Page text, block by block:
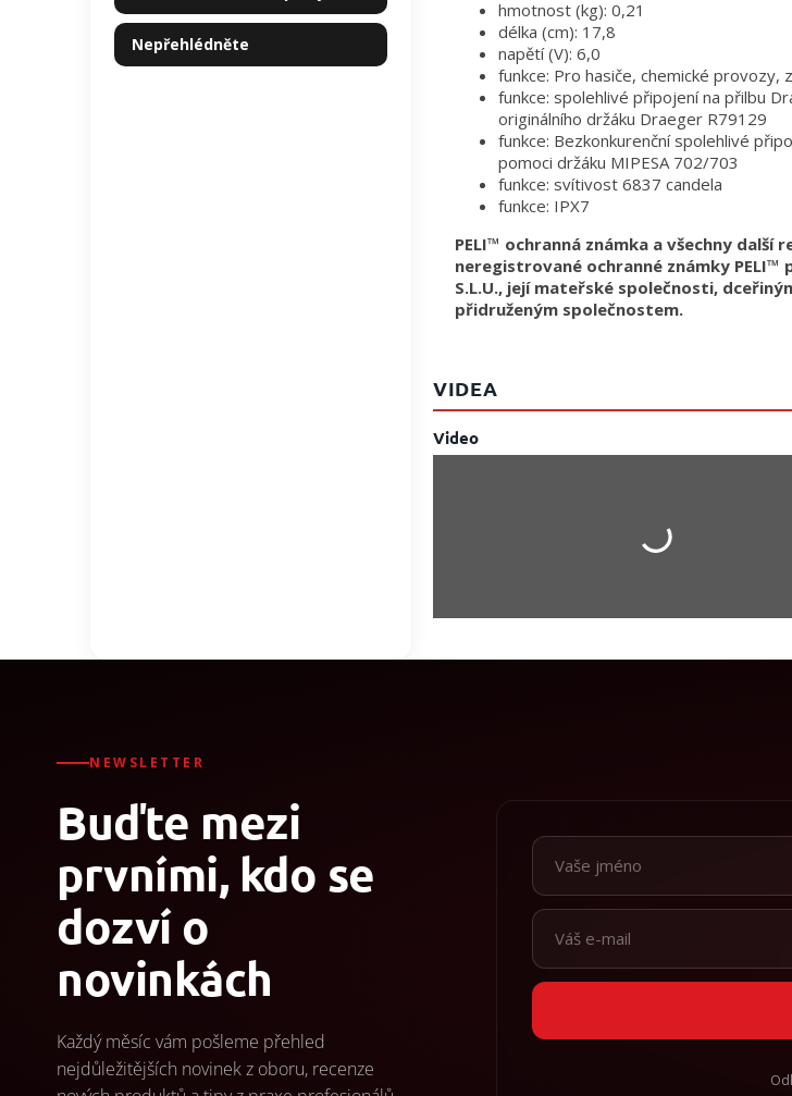
Nepřehlédněte
hmotnost (kg): 0,21
délka (cm): 17,8
napětí (V): 6,0
funkce: Pro hasiče, chemické provozy,
funkce: spolehlivé připojení na přilbu
originálního držáku Draeger R79129
funkce: Bezkonkurenční spolehlivé
pomoci držáku MIPESA 702/703
funkce: svítivost 6837 candela
funkce: IPX7
PELI™ ochranná známka a všechny další
neregistrované ochranné známky PELI™
S.L.U., její mateřské společnosti,
přidruženým společnostem.
VIDEA
Video
NEWSLETTER
Buďte mezi
prvními, kdo se
dozví o
novinkách
Každý měsíc vám pošleme přehled
nejdůležitějších novinek z oboru, recenze